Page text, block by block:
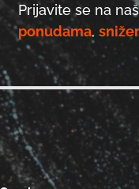
Prijavite se na
ponudama,